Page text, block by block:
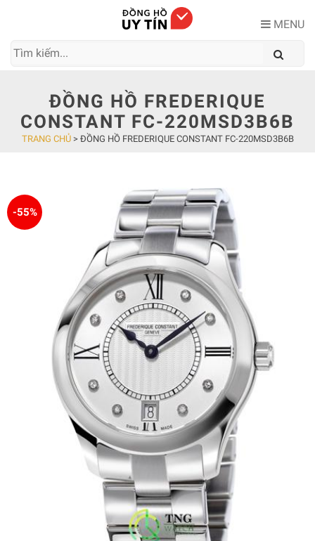
MENU
ĐỒNG HỒ FREDERIQUE
CONSTANT FC-220MSD3B6B
TRANG CHỦ> ĐỒNG HỒ FREDERIQUE CONSTANT FC-220MSD3B6B
-55%